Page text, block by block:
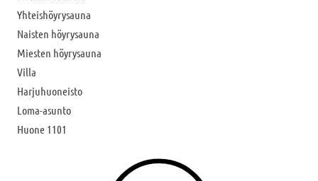
Yhteishöyrysauna
Naisten höyrysauna
Miesten höyrysauna
Villa
Harjuhuoneisto
Loma-asunto
Huone 1101